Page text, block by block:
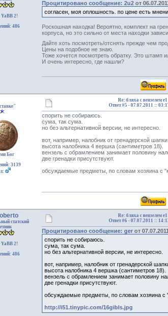
2!
486
Процитировано сообщение: 2u2 от
согласен, моя оплошность. по цене есть
Роскошная находка! Вероятно, комплект на
корпуса, но это сильно от места находки
Дайте хоть посмотреть/отснять прежде чем
Цены на подобное не знаю.
Тоже хочется посмотреть обратку. Это штамп
И очень интересно, где нашли?
Бог
3139
Re: бляха с вензелем е1
Ответ #5 -07.07.2011 ::
спорить не собираюсь.
сума, так сума.
но без альтернативной версии, не интересно.
вот, например, налобник от гренадерской
высота налобника 4 вершка (сантиметров 18).
вензель с обрамлением занимает половину
две гренадки присутствуют.
обсуждаемые предметы, по словам хозяина с
статский
2!
486
Re: бляха с вензелем е1
Ответ #6 -07.07.2011 ::
Процитировано сообщение: ger от
спорить не собираюсь.
сума, так сума.
но без альтернативной версии, не интересно.
вот, например, налобник от гренадерской
высота налобника 4 вершка (сантиметров 18).
вензель с обрамлением занимает половину
две гренадки присутствуют.
обсуждаемые предметы, по словам хозяина с
http://i51.tinypic.com/16gibls.jpg